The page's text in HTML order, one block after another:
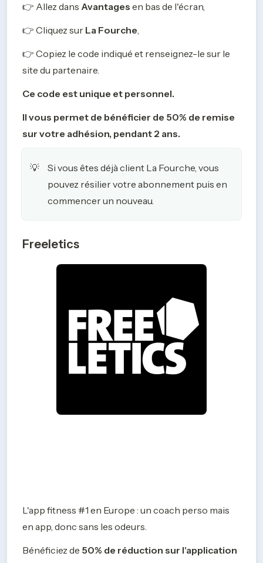
👉 Allez dans Avantages en bas de l'écran,
👉 Cliquez sur La Fourche,
👉 Copiez le code indiqué et renseignez-le sur le
site du partenaire.
Ce code est unique et personnel.
Il vous permet de bénéficier de 50% de remise
sur votre adhésion, pendant 2 ans.
💡
Si vous êtes déjà client La Fourche, vous
pouvez résilier votre abonnement puis en
commencer un nouveau.
Freeletics
L'app fitness #1 en Europe : un coach perso mais
en app, donc sans les odeurs.
Bénéficiez de 50% de réduction sur l'application